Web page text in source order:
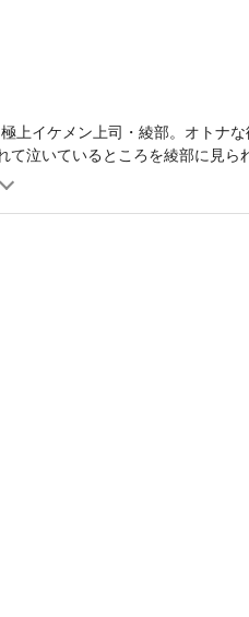
上イケメン上司・綾部。オトナ
泣いているところを綾部に見ら
慰められ、抑えていた恋心が溢れ